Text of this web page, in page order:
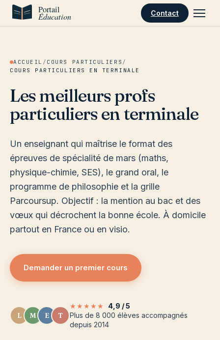
Aller au contenu
Contact
ACCUEIL / COURS PARTICULIERS /
COURS PARTICULIERS EN TERMINALE
Les meilleurs profs
particuliers en terminale
Un enseignant qui maîtrise le format des
épreuves de spécialité de mars (maths,
physique-chimie, SES), le grand oral, le
programme de philosophie et la grille
Parcoursup. Objectif : la mention au bac et des
vœux qui décrochent la bonne école. À domicile
partout en France ou en visio.
Demander un premier cours
L M E T
★★★★★
4,9 / 5
Plus de 8 000 élèves accompagnés
depuis 2014